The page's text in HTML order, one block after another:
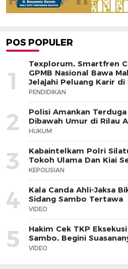
POS POPULER
1
Texplorum, Smartfren
GPMB Nasional Bawa
Jelajahi Peluang Karir di
PENDIDIKAN
2
Polisi Amankan
Dibawah Umur di Rilau
HUKUM
3
Kabaintelkam Polri
Tokoh Ulama Dan Kiai
KEPOLISIAN
4
Kala Canda Ahli-Jaksa
Sidang Sambo Tertawa
VIDEO
5
Hakim Cek TKP
Sambo, Begini
VIDEO